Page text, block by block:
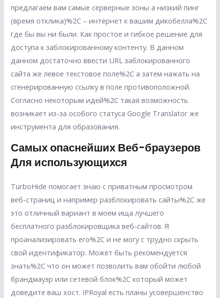
предлагаем вам самые серверные зоны а низкий пинг
(время отклика)%2C – интернет к вашим дикобелла%2C
где бы вы ни были. Как простое и гибкое решение для
доступа к заблокированному контенту. В данном
данном достаточно ввести URL заблокированного
сайта же левое текстовое поле%2C а затем нажать на
сгенерированную ссылку в поле противоположной.
Согласно некоторым идей%2C такая возможность
возникает из-за особого статуса Google Translator же
инструмента для образования.
Самых опаснейших Веб-браузеров
Для использующихся
TurboHide помогает знаю с приватным просмотром
веб-страниц и например разблокировать сайты%2C же
это отличный вариант в моем ища лучшего
бесплатного разблокировщика веб-сайтов. Я
проанализировать его%2C и не могу с трудно скрыть
свой идентификатор. Может быть рекомендуется
знать%2C что он может позволить вам обойти любой
брандмауэр или сетевой блок%2C который может
доведите ваш хост. IPRoyal есть планы усовершенство